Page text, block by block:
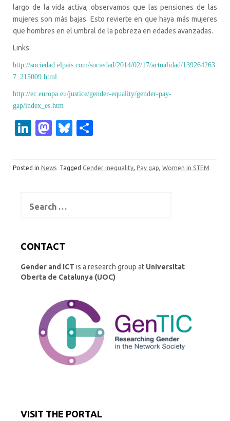
largo de la vida activa, observamos que las pensiones de las
mujeres son más bajas. Esto revierte en que haya más mujeres
que hombres en el umbral de la pobreza en edades avanzadas.
Links:
http://sociedad.elpais.com/sociedad/2014/02/17/actualidad/139264263
7_215009.html
http://ec.europa.eu/justice/gender-equality/gender-pay-
gap/index_es.htm
Li
k
n
M
o
o
Bl
es
k
ar
e
Posted in News Tagged Gender inequality, Pay gap, Women in STEM
for:
CONTACT
Gender and ICT is a research group at Universitat
Oberta de Catalunya (UOC)
VISIT THE PORTAL